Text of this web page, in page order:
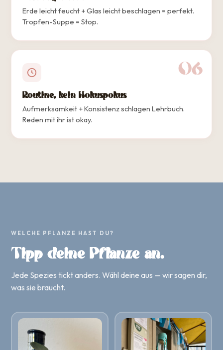
Erde leicht feucht + Glas leicht beschlagen = perfekt.
Tropfen-Suppe = Stop.
06
Routine, kein Hokuspokus
Aufmerksamkeit + Konsistenz schlagen Lehrbuch.
Reden mit ihr ist okay.
WELCHE PFLANZE HAST DU?
Tipp deine Pflanze an.
Jede Spezies tickt anders. Wähl deine aus — wir sagen dir,
was sie braucht.